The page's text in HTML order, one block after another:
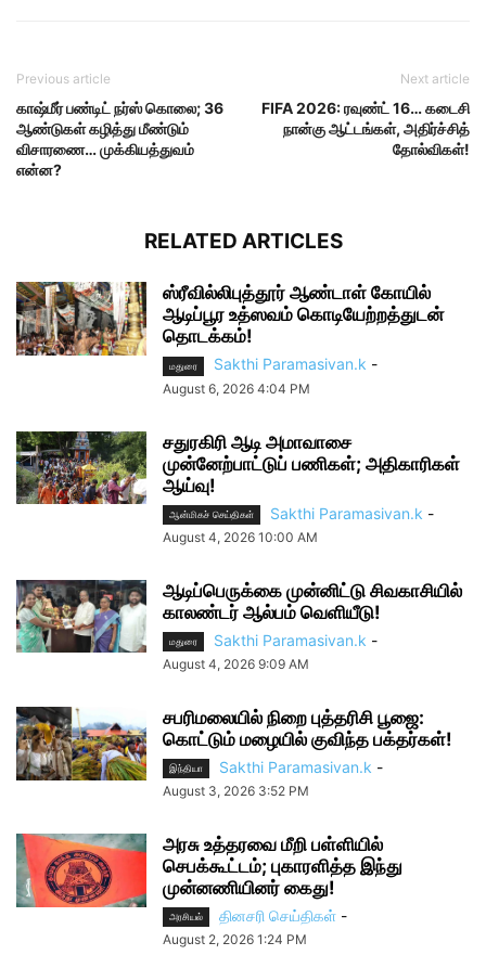
Previous article
காஷ்மீர் பண்டிட் நர்ஸ் கொலை; 36
ஆண்டுகள் கழித்து மீண்டும்
விசாரணை… முக்கியத்துவம்
என்ன?
Next article
FIFA 2026: ரவுண்ட் 16… கடைசி
நான்கு ஆட்டங்கள், அதிர்ச்சித்
தோல்விகள்!
RELATED ARTICLES
ஸ்ரீவில்லிபுத்தூர் ஆண்டாள் கோயில்
ஆடிப்பூர உத்ஸவம் கொடியேற்றத்துடன்
தொடக்கம்!
மதுரை Sakthi Paramasivan.k -
August 6, 2026 4:04 PM
சதுரகிரி ஆடி அமாவாசை
முன்னேற்பாட்டுப் பணிகள்; அதிகாரிகள்
ஆய்வு!
ஆன்மிகச் செய்திகள் Sakthi Paramasivan.k -
August 4, 2026 10:00 AM
ஆடிப்பெருக்கை முன்னிட்டு சிவகாசியில்
காலண்டர் ஆல்பம் வெளியீடு!
மதுரை Sakthi Paramasivan.k -
August 4, 2026 9:09 AM
சபரிமலையில் நிறை புத்தரிசி பூஜை:
கொட்டும் மழையில் குவிந்த பக்தர்கள்!
இந்தியா Sakthi Paramasivan.k -
August 3, 2026 3:52 PM
அரசு உத்தரவை மீறி பள்ளியில்
செபக்கூட்டம்; புகாரளித்த இந்து
முன்னணியினர் கைது!
அரசியல் தினசரி செய்திகள் -
August 2, 2026 1:24 PM